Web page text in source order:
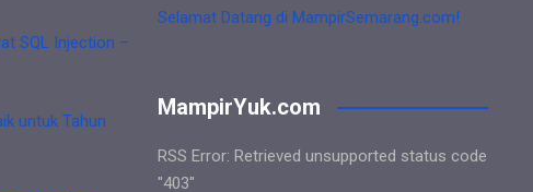
SQL Injection –
untuk Tahun
Selamat Datang di MampirSemarang.com!
MampirYuk.com
RSS Error: Retrieved unsupported status code
"403"